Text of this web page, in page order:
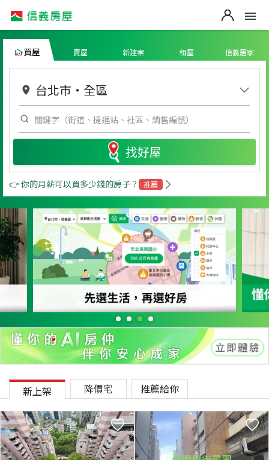
買屋 賣屋 新建案 租屋 信義居家
台北市 ・ 全區
找好屋
👉 你的月薪可以買多少錢的房子？ 推薦
新上架 降價宅 推薦給你